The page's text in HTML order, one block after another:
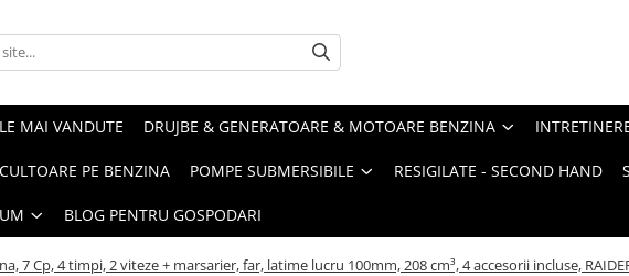
MAI VANDUTE DRUJBE & GENERATOARE & MOTOARE BENZINA
PE BENZINA POMPE SUBMERSIBILE RESIGILATE - SECOND HAND
BLOG PENTRU GOSPODARI
7 Cp, 4 timpi, 2 viteze + marsarier, far, latime lucru 100mm, 208 cm³, 4 accesorii incluse,